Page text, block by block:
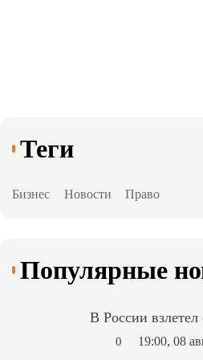
Теги
Бизнес Новости Право
Популярные
В России
0 19:00, 08